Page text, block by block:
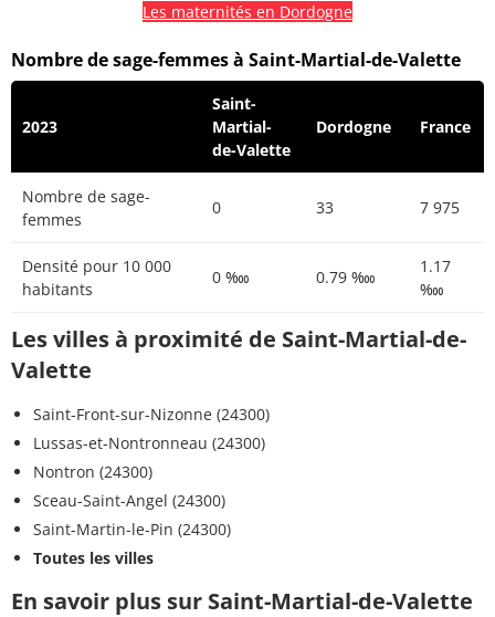
Les maternités en Dordogne
Nombre de sage-femmes à Saint-Martial-de-Valette
2023
Saint-
Martial-
de-Valette
Dordogne France
Nombre de sage-
femmes
0 33 7 975
Densité pour 10 000
habitants
0 ‱ 0.79 ‱
1.17
‱
Les villes à proximité de Saint-Martial-de-
Valette
Saint-Front-sur-Nizonne (24300)
Lussas-et-Nontronneau (24300)
Nontron (24300)
Sceau-Saint-Angel (24300)
Saint-Martin-le-Pin (24300)
Toutes les villes
En savoir plus sur Saint-Martial-de-Valette